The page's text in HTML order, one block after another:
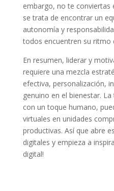
embargo, no te conviertas
se trata de encontrar un
autonomía y
todos encuentren su ritmo
En resumen, liderar y
requiere una mezcla
efectiva, personalización,
genuino en el bienestar.
con un toque humano,
virtuales en unidades
productivas. Así que abre
digitales y empieza a
digital!